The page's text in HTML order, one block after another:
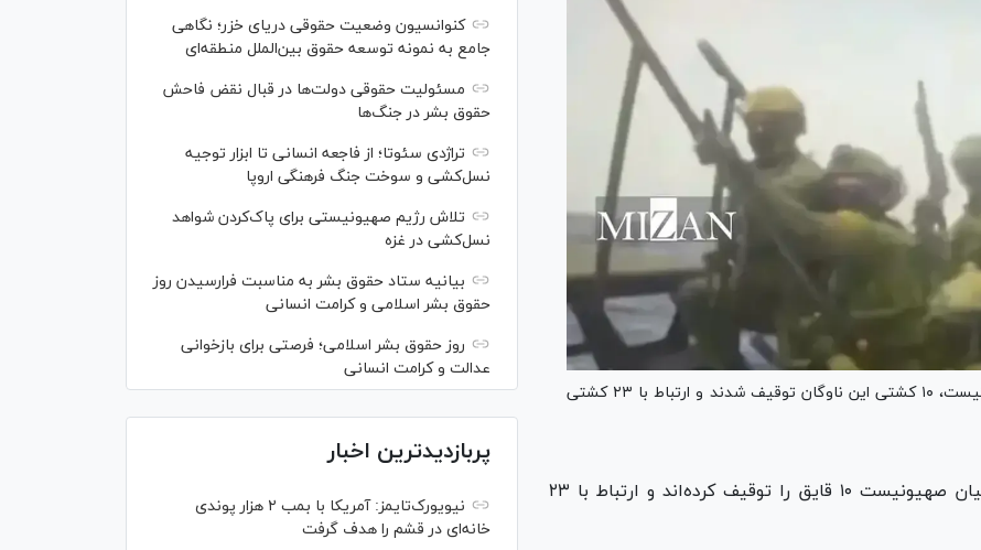
ناوگان صمود اعلام کرد که درپی حمله نظامیان صهیونیست، ۱۰ کشتی این ناوگان توقیف شدند و ارتباط با ۲۳ کشتی
ناوگان صمود اعلام کرد که نظامیان صهیونیست ۱۰ قایق را توقیف کرده‌اند و ارتباط با ۲۳
کنوانسیون وضعیت حقوقی دریای خزر؛ نگاهی
جامع به نمونه توسعه حقوق بین‌الملل منطقه‌ای
مسئولیت حقوقی دولت‌ها در قبال نقض‌ فاحش
حقوق بشر در جنگ‌ها
تراژدی سئوتا؛ از فاجعه انسانی تا ابزار توجیه
نسل‌کشی و سوخت جنگ فرهنگی اروپا
تلاش رژیم صهیونیستی برای پاک‌کردن شواهد
نسل‌کشی در غزه
بیانیه ستاد حقوق بشر به مناسبت فرارسیدن روز
حقوق بشر اسلامی و کرامت انسانی
روز حقوق بشر اسلامی؛ فرصتی برای بازخوانی
عدالت و کرامت انسانی
پربازدیدترین اخبار
نیویورک‌تایمز: آمریکا با بمب ۲ هزار پوندی
خانه‌ای در قشم را هدف گرفت